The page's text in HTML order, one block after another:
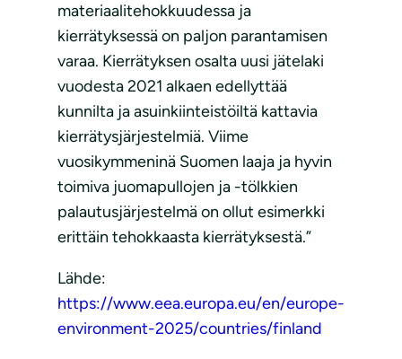
materiaalitehokkuudessa ja
kierrätyksessä on paljon parantamisen
varaa. Kierrätyksen osalta uusi jätelaki
vuodesta 2021 alkaen edellyttää
kunnilta ja asuinkiinteistöiltä kattavia
kierrätysjärjestelmiä. Viime
vuosikymmeninä Suomen laaja ja hyvin
toimiva juomapullojen ja -tölkkien
palautusjärjestelmä on ollut esimerkki
erittäin tehokkaasta kierrätyksestä.”
Lähde:
https://www.eea.europa.eu/en/europe-
environment-2025/countries/finland